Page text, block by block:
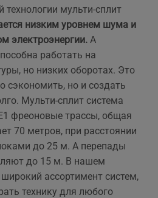
технологии мульти-сплит
низким уровнем шума и
электроэнергии. А
работать на
но низких оборотах. Это
сэкономить, но и создать
Мульти-сплит система
фреоновые трассы, общая
70 метров, при расстоянии
до 25 м. А перепады
до 15 м. В нашем
ассортимент систем,
технику для любого